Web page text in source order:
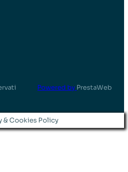
Powered by PrestaWeb
& Cookies Policy